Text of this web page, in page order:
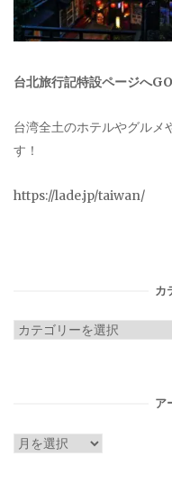
台北旅行記特設ページへGO
台湾全土のホテルやグルメ
す！
https://lade.jp/taiwan/
カ
カ
ア
ア